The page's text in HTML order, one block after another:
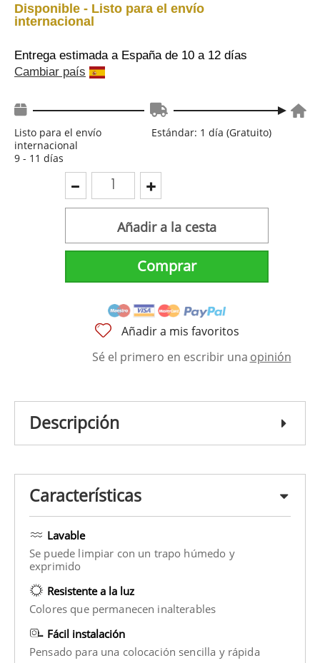
Disponible - Listo para el envío
internacional
Entrega estimada a España de 10 a 12 días
Cambiar país
Listo para el envío
internacional
9 - 11 días
Estándar: 1 día (Gratuito)
Añadir a la cesta
Comprar
Añadir a mis favoritos
Sé el primero en escribir una opinión
Descripción
Características
Lavable
Se puede limpiar con un trapo húmedo y
exprimido
Resistente a la luz
Colores que permanecen inalterables
Fácil instalación
Pensado para una colocación sencilla y rápida